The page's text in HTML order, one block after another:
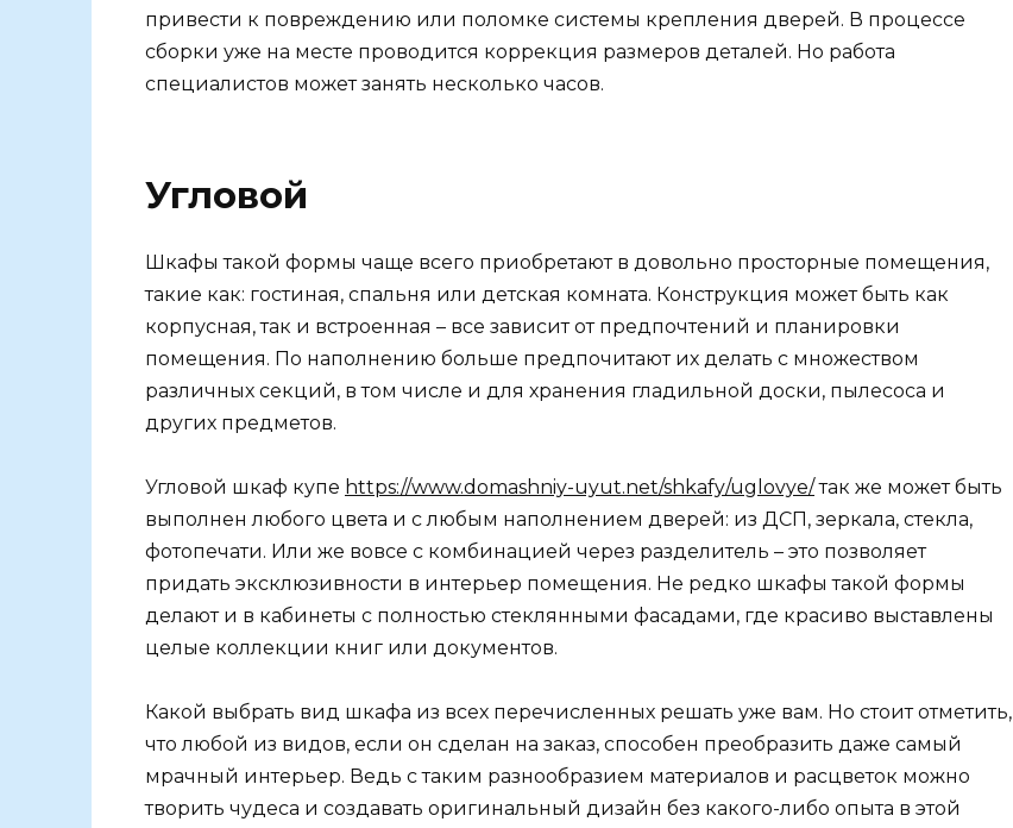
привести к повреждению или поломке системы крепления дверей. В процессе
сборки уже на месте проводится коррекция размеров деталей. Но работа
специалистов может занять несколько часов.
Угловой
Шкафы такой формы чаще всего приобретают в довольно просторные помещения,
такие как: гостиная, спальня или детская комната. Конструкция может быть как
корпусная, так и встроенная – все зависит от предпочтений и планировки
помещения. По наполнению больше предпочитают их делать с множеством
различных секций, в том числе и для хранения гладильной доски, пылесоса и
других предметов.
Угловой шкаф купе https://www.domashniy-uyut.net/shkafy/uglovye/так же может быть
выполнен любого цвета и с любым наполнением дверей: из ДСП, зеркала, стекла,
фотопечати. Или же вовсе с комбинацией через разделитель – это позволяет
придать эксклюзивности в интерьер помещения. Не редко шкафы такой формы
делают и в кабинеты с полностью стеклянными фасадами, где красиво выставлены
целые коллекции книг или документов.
Какой выбрать вид шкафа из всех перечисленных решать уже вам. Но стоит отметить,
что любой из видов, если он сделан на заказ, способен преобразить даже самый
мрачный интерьер. Ведь с таким разнообразием материалов и расцветок можно
творить чудеса и создавать оригинальный дизайн без какого-либо опыта в этой